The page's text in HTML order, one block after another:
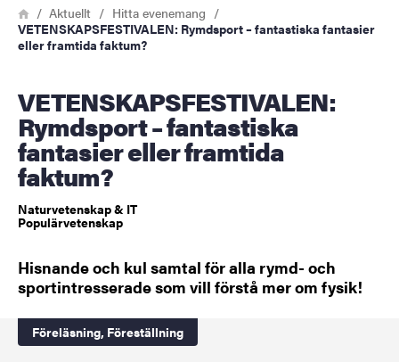
Länkstig
HemAktuellt
Hitta evenemang
VETENSKAPSFESTIVALEN: Rymdsport – fantastiska fantasier
eller framtida faktum?
VETENSKAPSFESTIVALEN:
Rymdsport – fantastiska
fantasier eller framtida
faktum?
Naturvetenskap & IT
Populärvetenskap
Hisnande och kul samtal för alla rymd- och
sportintresserade som vill förstå mer om fysik!
Föreläsning, Föreställning